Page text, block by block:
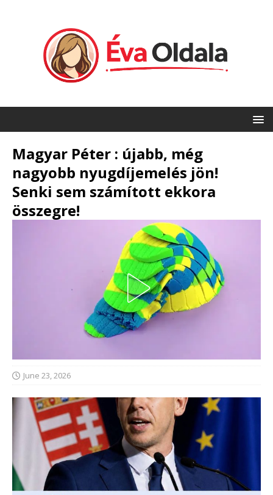
Magyar Péter : újabb, még
nagyobb nyugdíjemelés jön!
Senki sem számított ekkora
összegre!
June 23, 2026